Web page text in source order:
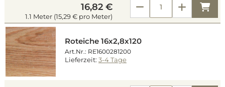
16,82 €
1.1 Meter (15,29 € pro Meter)
Roteiche 16x2,8x120
Art.Nr.: RE1600281200
Lieferzeit: 3-4 Tage